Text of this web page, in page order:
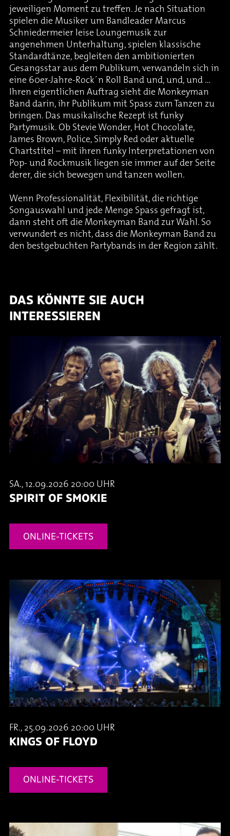
jeweiligen Moment zu treffen. Je nach Situation
spielen die Musiker um Bandleader Marcus
Schniedermeier leise Loungemusik zur
angenehmen Unterhaltung, spielen klassische
Standardtänze, begleiten den ambitionierten
Gesangsstar aus dem Publikum, verwandeln sich in
eine 60er-Jahre-Rock´n Roll Band und, und, und …
Ihren eigentlichen Auftrag sieht die Monkeyman
Band darin, ihr Publikum mit Spass zum Tanzen zu
bringen. Das musikalische Rezept ist funky
Partymusik. Ob Stevie Wonder, Hot Chocolate,
James Brown, Police, Simply Red oder aktuelle
Chartstitel – mit ihren funky Interpretationen von
Pop- und Rockmusik liegen sie immer auf der Seite
derer, die sich bewegen und tanzen wollen.
Wenn Professionalität, Flexibilität, die richtige
Songauswahl und jede Menge Spass gefragt ist,
dann steht oft die Monkeyman Band zur Wahl. So
verwundert es nicht, dass die Monkeyman Band zu
den bestgebuchten Partybands in der Region zählt.
DAS KÖNNTE SIE AUCH
INTERESSIEREN
SA., 12.09.2026 20:00 UHR
SPIRIT OF SMOKIE
ONLINE-TICKETS
FR., 25.09.2026 20:00 UHR
KINGS OF FLOYD
ONLINE-TICKETS